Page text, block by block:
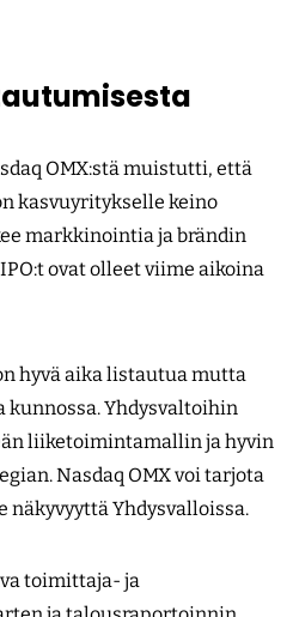
OMX:stä muistutti, että
kasvuyritykselle keino
markkinointia ja brändin
ovat olleet viime aikoina
hyvä aika listautua mutta
Yhdysvaltoihin
liiketoimintamallin ja hyvin
Nasdaq OMX voi tarjota
Yhdysvalloissa.
toimittaja- ja